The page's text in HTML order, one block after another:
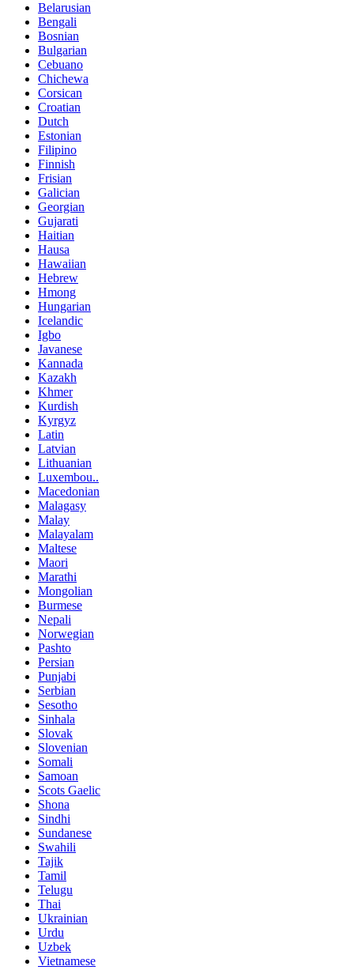
Belarusian
Bengali
Bosnian
Bulgarian
Cebuano
Chichewa
Corsican
Croatian
Dutch
Estonian
Filipino
Finnish
Frisian
Galician
Georgian
Gujarati
Haitian
Hausa
Hawaiian
Hebrew
Hmong
Hungarian
Icelandic
Igbo
Javanese
Kannada
Kazakh
Khmer
Kurdish
Kyrgyz
Latin
Latvian
Lithuanian
Luxembou..
Macedonian
Malagasy
Malay
Malayalam
Maltese
Maori
Marathi
Mongolian
Burmese
Nepali
Norwegian
Pashto
Persian
Punjabi
Serbian
Sesotho
Sinhala
Slovak
Slovenian
Somali
Samoan
Scots Gaelic
Shona
Sindhi
Sundanese
Swahili
Tajik
Tamil
Telugu
Thai
Ukrainian
Urdu
Uzbek
Vietnamese